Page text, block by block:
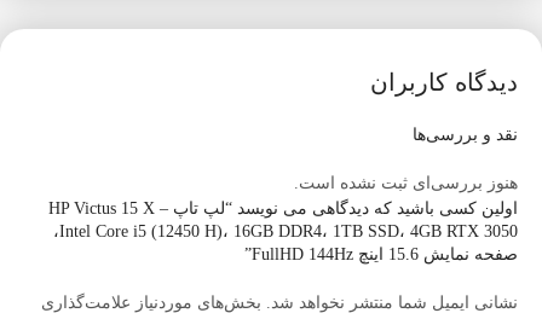
این محصول Open box می باشد.
مراجعه کنید و از خدمات ما بهره‌مند شوید.
بیرجند لپ تاپ – عرضه‌کننده انواع لپ‌تاپ‌های نو و استوک و قطعات
کامپیوتر – تجربه خرید آسان و امن همراه با مشاوره رایگان قبل از
خرید.
دیدگاه کاربران
نقد و بررسی‌ها
هنوز بررسی‌ای ثبت نشده است.
اولین کسی باشید که دیدگاهی می نویسد “لپ تاپ HP Victus 15 X –
Intel Core i5 (12450 H)، 16GB DDR4، 1TB SSD، 4GB RTX 3050،
صفحه نمایش 15.6 اینچ FullHD 144Hz”
نشانی ایمیل شما منتشر نخواهد شد.
بخش‌های موردنیاز علامت‌گذاری